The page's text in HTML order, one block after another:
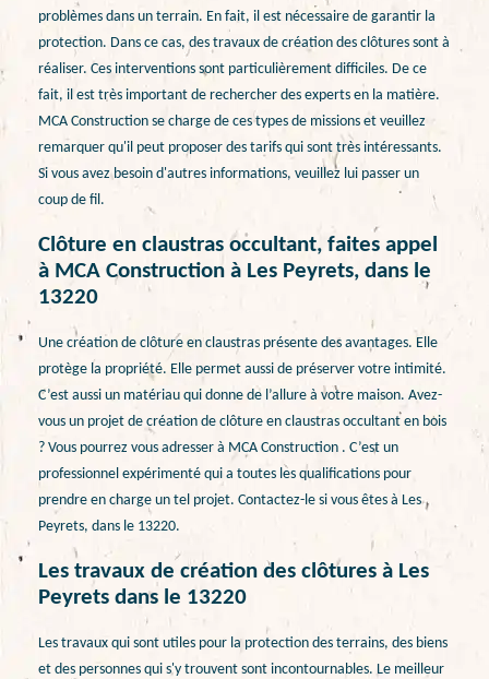
problèmes dans un terrain. En fait, il est nécessaire de garantir la
protection. Dans ce cas, des travaux de création des clôtures sont à
réaliser. Ces interventions sont particulièrement difficiles. De ce
fait, il est très important de rechercher des experts en la matière.
MCA Construction se charge de ces types de missions et veuillez
remarquer qu'il peut proposer des tarifs qui sont très intéressants.
Si vous avez besoin d'autres informations, veuillez lui passer un
coup de fil.
Clôture en claustras occultant, faites appel
à MCA Construction à Les Peyrets, dans le
13220
Une création de clôture en claustras présente des avantages. Elle
protège la propriété. Elle permet aussi de préserver votre intimité.
C’est aussi un matériau qui donne de l’allure à votre maison. Avez-
vous un projet de création de clôture en claustras occultant en bois
? Vous pourrez vous adresser à MCA Construction . C’est un
professionnel expérimenté qui a toutes les qualifications pour
prendre en charge un tel projet. Contactez-le si vous êtes à Les
Peyrets, dans le 13220.
Les travaux de création des clôtures à Les
Peyrets dans le 13220
Les travaux qui sont utiles pour la protection des terrains, des biens
et des personnes qui s'y trouvent sont incontournables. Le meilleur